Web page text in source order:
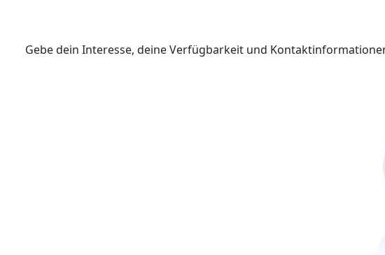
Gebe dein Interesse, deine Verfügbarkeit und